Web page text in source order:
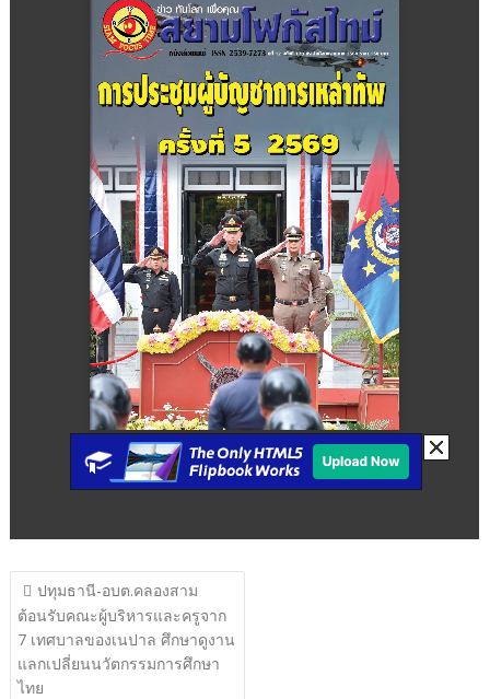
แนะแนว
เรื่อง
ปทุมธานี-อบต.คลองสาม
ต้อนรับคณะผู้บริหารและครูจาก
7 เทศบาลของเนปาล ศึกษาดูงาน
แลกเปลี่ยนนวัตกรรมการศึกษา
ไทย